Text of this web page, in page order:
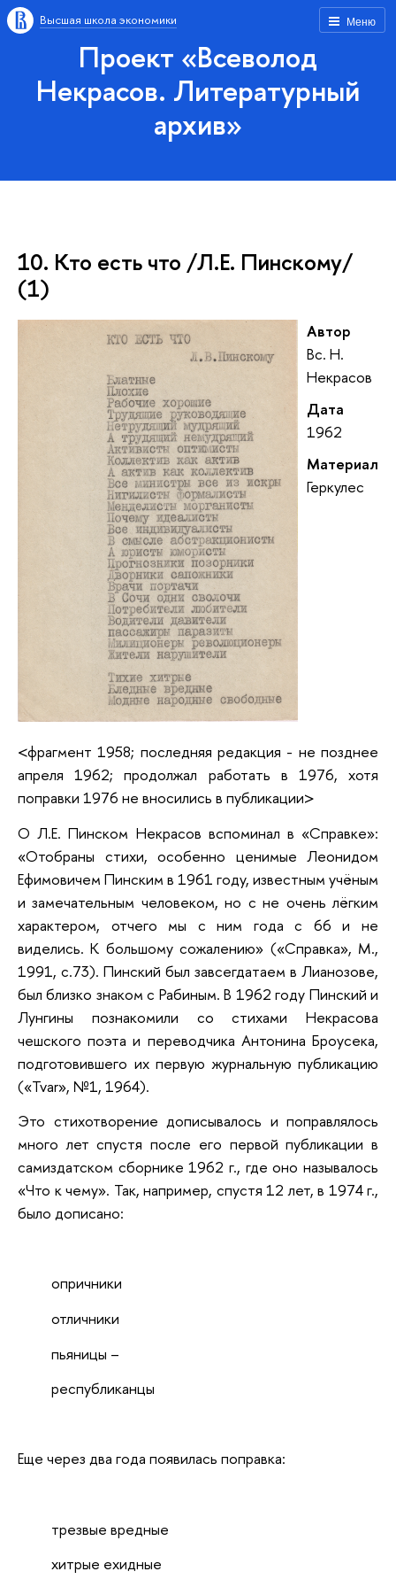
Меню
Высшая школа экономики
Проект «Всеволод
Некрасов. Литературный
архив»
10. Кто есть что /Л.Е. Пинскому/
(1)
Автор
Вс. Н.
Некрасов
Дата
1962
Материал
Геркулес
<фрагмент 1958; последняя редакция - не позднее
апреля 1962; продолжал работать в 1976, хотя
поправки 1976 не вносились в публикации>
О Л.Е. Пинском Некрасов вспоминал в «Справке»:
«Отобраны стихи, особенно ценимые Леонидом
Ефимовичем Пинским в 1961 году, известным учёным
и замечательным человеком, но с не очень лёгким
характером, отчего мы с ним года с 66 и не
виделись. К большому сожалению» («Справка», М.,
1991, с.73). Пинский был завсегдатаем в Лианозове,
был близко знаком с Рабиным. В 1962 году Пинский и
Лунгины познакомили со стихами Некрасова
чешского поэта и переводчика Антонина Броусека,
подготовившего их первую журнальную публикацию
(«Tvar», №1, 1964).
Это стихотворение дописывалось и поправлялось
много лет спустя после его первой публикации в
самиздатском сборнике 1962 г., где оно называлось
«Что к чему». Так, например, спустя 12 лет, в 1974 г.,
было дописано:
опричники
отличники
пьяницы –
республиканцы
Еще через два года появилась поправка:
трезвые вредные
хитрые ехидные